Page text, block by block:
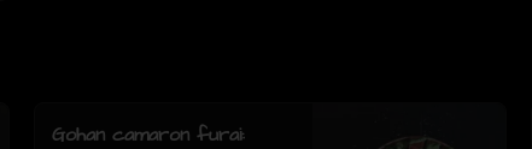
Gohan camaron furai: